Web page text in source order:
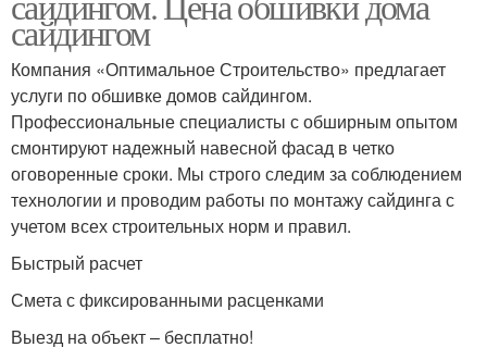
сайдингом
Компания «Оптимальное Строительство» предлагает
услуги по обшивке домов сайдингом.
Профессиональные специалисты с обширным опытом
смонтируют надежный навесной фасад в четко
оговоренные сроки. Мы строго следим за соблюдением
технологии и проводим работы по монтажу сайдинга с
учетом всех строительных норм и правил.
Быстрый расчет
Смета с фиксированными расценками
Выезд на объект – бесплатно!